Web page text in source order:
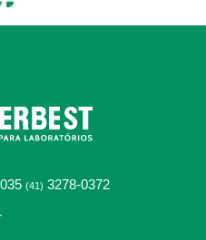
(41) 3278-0372